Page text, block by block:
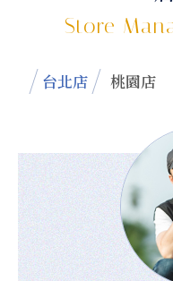
Store
台北店 桃園店